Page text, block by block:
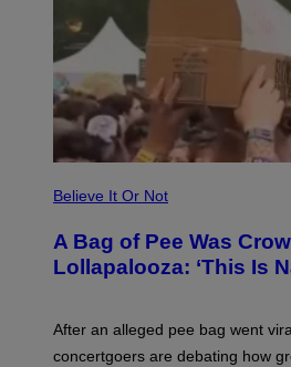
Believe It Or Not
A Bag of Pee Was
Lollapalooza: ‘This Is
After an alleged pee bag went
concertgoers are debating how